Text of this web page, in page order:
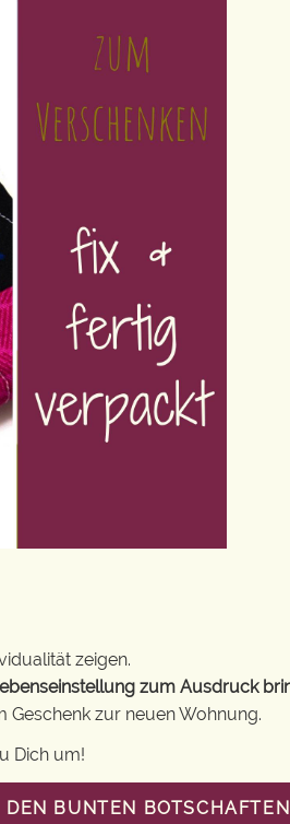
zeigen.
zum Ausdruck
Geschenk zur neuen Wohnung.
Dich um!
BUNTEN